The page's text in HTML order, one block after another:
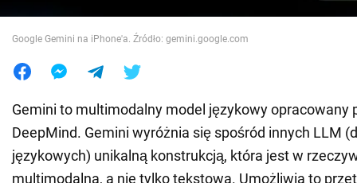
Jedzenie
Google Gemini na iPhone'a. Źródło: gemini.google.com
Gemini to multimodalny model językowy opracowany
DeepMind. Gemini wyróżnia się spośród innych LLM
językowych) unikalną konstrukcją, która jest w
multimodalna, a nie tylko tekstowa. Umożliwia to